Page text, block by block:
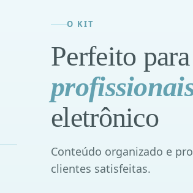
O KIT
Perfeito
eletrônico
Conteúdo organizado e
clientes satisfeitas.